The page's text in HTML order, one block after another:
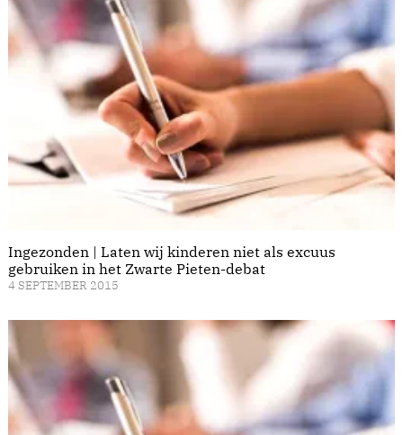
Ingezonden | Laten wij kinderen niet als excuus
gebruiken in het Zwarte Pieten-debat
4 SEPTEMBER 2015